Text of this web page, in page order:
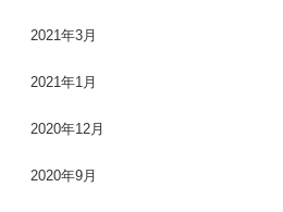
2021年3月
2021年1月
2020年12月
2020年9月